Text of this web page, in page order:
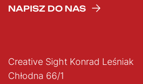
NAPISZ DO NAS
Creative Sight Konrad Leśniak
Chłodna 66/1